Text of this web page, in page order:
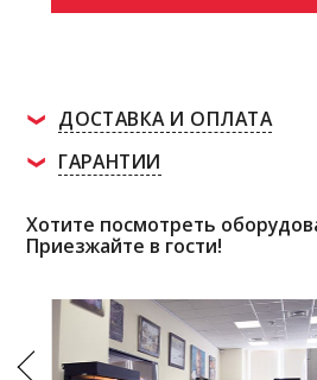
ДОСТАВКА И ОПЛАТА
ГАРАНТИИ
Хотите посмотреть
Приезжайте в гости!